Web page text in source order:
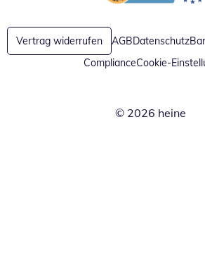
Öffnet in neuem
Vertrag widerrufen AGBDatenschutz
ComplianceCookie-
© 2026 heine